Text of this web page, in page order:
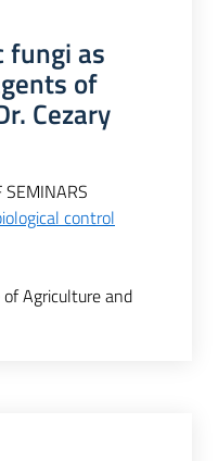
fungi as
of
Cezary
SEMINARS
control
Agriculture and